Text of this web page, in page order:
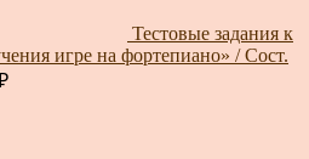
Тестовые задания к
игре на фортепиано» / Сост.